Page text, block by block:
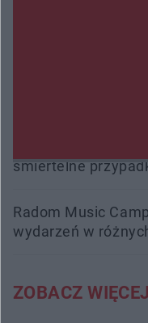
śmiertelne
Radom Music
wydarzeń w
ZOBACZ WIĘCEJ